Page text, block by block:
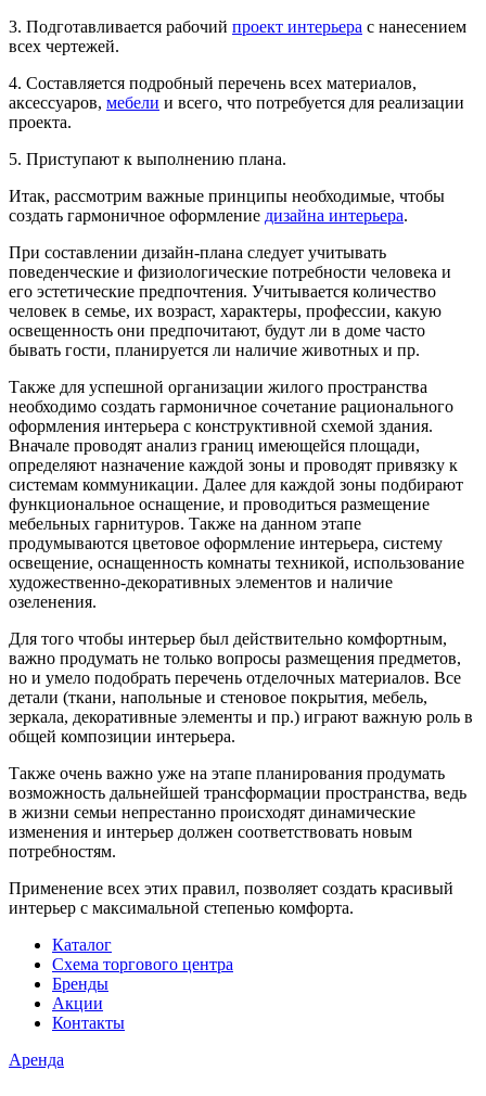
3. Подготавливается рабочий проект интерьера с нанесением
всех чертежей.
4. Составляется подробный перечень всех материалов,
аксессуаров, мебели и всего, что потребуется для реализации
проекта.
5. Приступают к выполнению плана.
Итак, рассмотрим важные принципы необходимые, чтобы
создать гармоничное оформление дизайна интерьера.
При составлении дизайн-плана следует учитывать
поведенческие и физиологические потребности человека и
его эстетические предпочтения. Учитывается количество
человек в семье, их возраст, характеры, профессии, какую
освещенность они предпочитают, будут ли в доме часто
бывать гости, планируется ли наличие животных и пр.
Также для успешной организации жилого пространства
необходимо создать гармоничное сочетание рационального
оформления интерьера с конструктивной схемой здания.
Вначале проводят анализ границ имеющейся площади,
определяют назначение каждой зоны и проводят привязку к
системам коммуникации. Далее для каждой зоны подбирают
функциональное оснащение, и проводиться размещение
мебельных гарнитуров. Также на данном этапе
продумываются цветовое оформление интерьера, систему
освещение, оснащенность комнаты техникой, использование
художественно-декоративных элементов и наличие
озеленения.
Для того чтобы интерьер был действительно комфортным,
важно продумать не только вопросы размещения предметов,
но и умело подобрать перечень отделочных материалов. Все
детали (ткани, напольные и стеновое покрытия, мебель,
зеркала, декоративные элементы и пр.) играют важную роль в
общей композиции интерьера.
Также очень важно уже на этапе планирования продумать
возможность дальнейшей трансформации пространства, ведь
в жизни семьи непрестанно происходят динамические
изменения и интерьер должен соответствовать новым
потребностям.
Применение всех этих правил, позволяет создать красивый
интерьер с максимальной степенью комфорта.
Каталог
Схема торгового центра
Бренды
Акции
Контакты
Аренда